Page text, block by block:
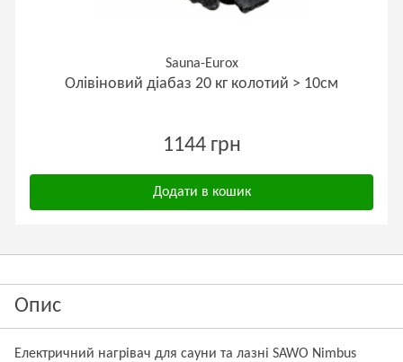
Sauna-Eurox
Олівіновий діабаз 20 кг колотий > 10см
1144 грн
Додати в кошик
Опис
Електричний нагрівач для сауни та лазні SAWO Nimbus